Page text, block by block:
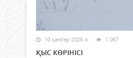
10 қаңтар 2026 ж. 1 067
ҚЫС КӨРІНІСІ